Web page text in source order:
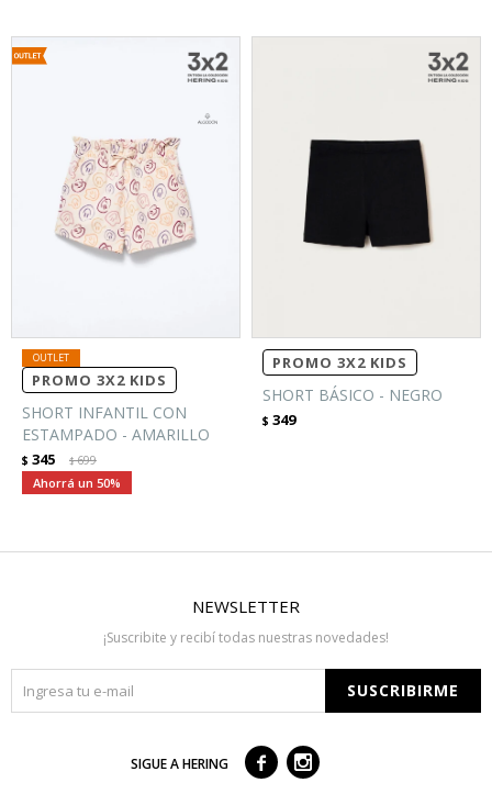
PROMO 3X2 KIDS
SHORT INFANTIL CON
ESTAMPADO - AMARILLO
$ 345 $699
50
PROMO 3X2 KIDS
SHORT BÁSICO - NEGRO
$ 349
NEWSLETTER
¡Suscribite y recibí todas nuestras novedades!
SUSCRIBIRME
SIGUE A HERING  